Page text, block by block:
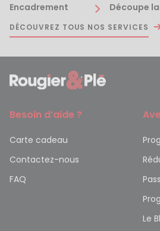
Encadrement Découpe
DÉCOUVREZ TOUS NOS SERVICES
Besoin d’aide ?
Carte cadeau
Contactez-nous
FAQ
Le